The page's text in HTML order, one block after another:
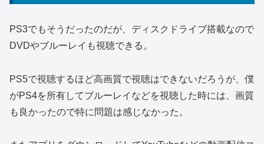
PS3でもそうだったのだが、ディスクドライブ搭載なので
DVDやブルーレイも視聴できる。
PS5で視聴するほど高画質で視聴はできないだろうが、僕
がPS4を所有してブルーレイなどを視聴した時には、画質
も良かったので特に問題は感じなかった。